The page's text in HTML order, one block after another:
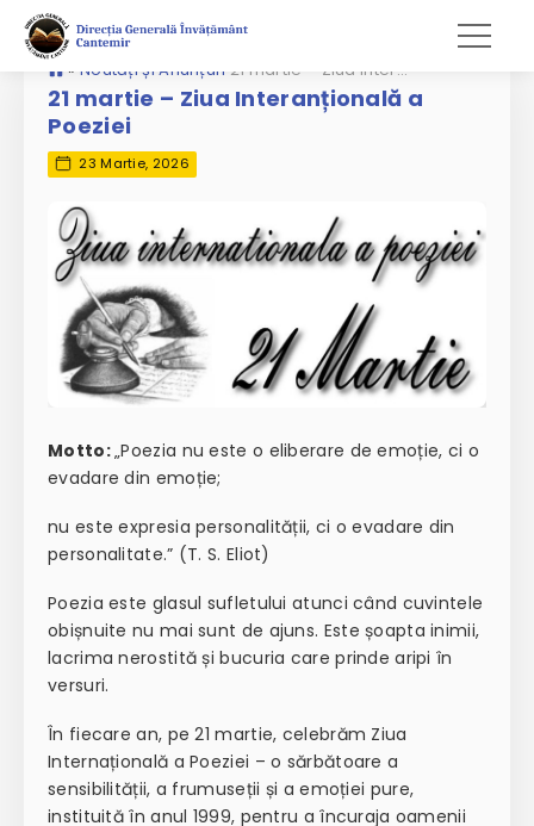
» Noutăți și Anunțuri 21 martie – Ziua Interanțională a Poeziei
21 martie – Ziua Interanțională a
Poeziei
23 Martie, 2026
Motto:„Poezia nu este o eliberare de emoție, ci o
evadare din emoție;
nu este expresia personalității, ci o evadare din
personalitate.” (T. S. Eliot)
Poezia este glasul sufletului atunci când cuvintele
obișnuite nu mai sunt de ajuns. Este șoapta inimii,
lacrima nerostită și bucuria care prinde aripi în
versuri.
În fiecare an, pe 21 martie, celebrăm Ziua
Internațională a Poeziei – o sărbătoare a
sensibilității, a frumuseții și a emoției pure,
instituită în anul 1999, pentru a încuraja oamenii